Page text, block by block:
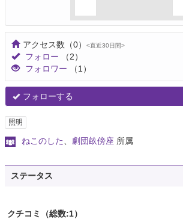
アクセス数 （0） <直近30日間>
フォロー
（2）
フォロワー
（1）
フォローする
照明
ねこのした 劇団畝傍座 所属
ステータス
クチコミ （総数:1）